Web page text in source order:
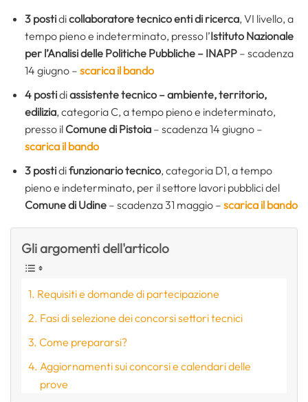
3 postidicollaboratore tecnico enti di ricerca, VI livello, a
tempo pieno e indeterminato, presso l’Istituto Nazionale
per l’Analisi delle Politiche Pubbliche – INAPP– scadenza
14 giugno – scarica il bando
4 postidiassistente tecnico – ambiente, territorio,
edilizia, categoria C, a tempo pieno e indeterminato,
presso il Comune di Pistoia– scadenza 14 giugno –
scarica il bando
3 postidifunzionario tecnico, categoria D1, a tempo
pieno e indeterminato, per il settore lavori pubblici del
Comune di Udine– scadenza 31 maggio – scarica il bando
Gli argomenti dell'articolo
Requisiti e domande di partecipazione
Fasi di selezione dei concorsi settori tecnici
Come prepararsi?
Aggiornamenti sui concorsi e calendari delle
prove